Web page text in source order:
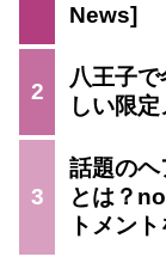
2
八王子
しい限
3
話題のヘ
とは？
トメン